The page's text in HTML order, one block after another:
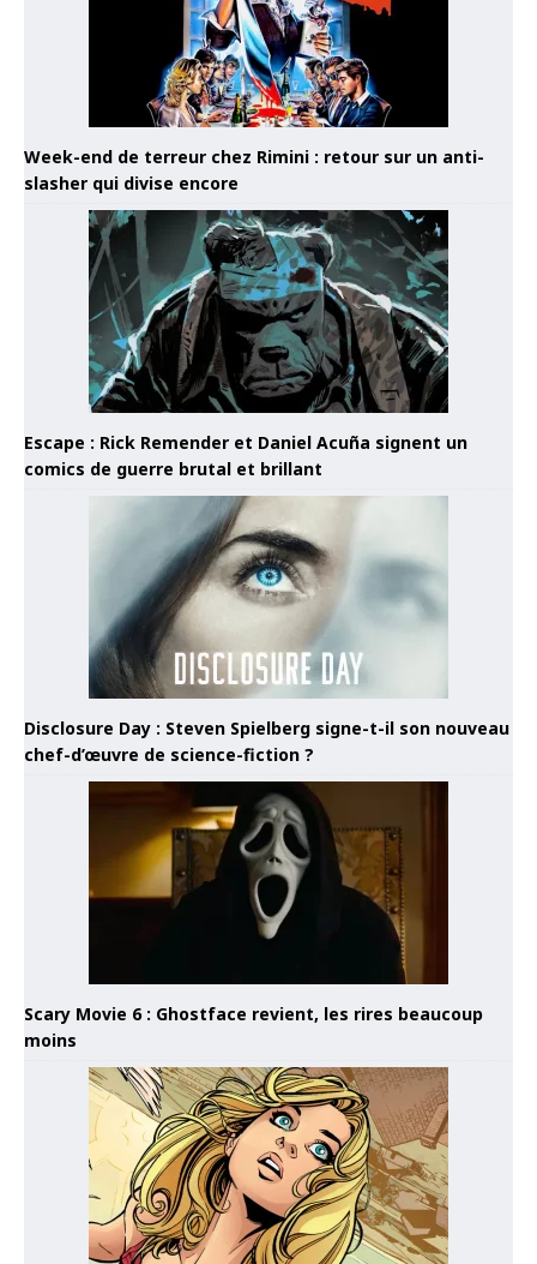
Week-end de terreur chez Rimini : retour sur un anti-
slasher qui divise encore
Escape : Rick Remender et Daniel Acuña signent un
comics de guerre brutal et brillant
Disclosure Day : Steven Spielberg signe-t-il son nouveau
chef-d’œuvre de science-fiction ?
Scary Movie 6 : Ghostface revient, les rires beaucoup
moins